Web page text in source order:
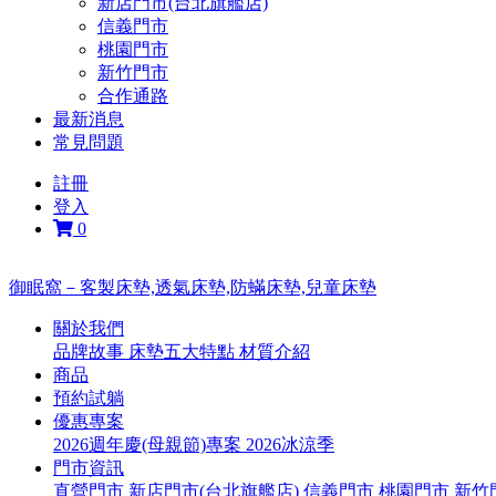
信義門市
桃園門市
新竹門市
合作通路
最新消息
常見問題
註冊
登入
0
御眠窩－客製床墊,透氣床墊,防蟎床墊,兒童床墊
關於我們
品牌故事 床墊五大特點 材質介紹
商品
預約試躺
優惠專案
2026週年慶(母親節)專案 2026冰涼季
門市資訊
直營門市 新店門市(台北旗艦店) 信義門市 桃園門市 新竹